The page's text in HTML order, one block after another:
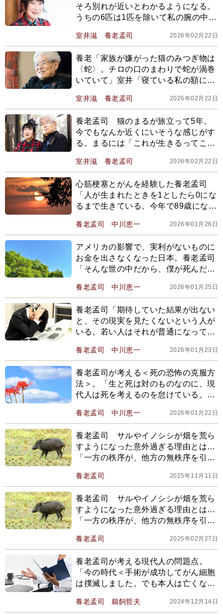
そろ別れが近いとわかるようになる。
うちの6匹は1匹を除いて私の腕の中で
室井滋 養老孟司 2026年02月22日
養老「家族が嫌がった猫のみつぎ物は
〈蛇〉。チロの口のまわりで蛇が渦巻
いていて」室井「寝ている私の額にミ
て」
室井滋 養老孟司 2026年02月22日
養老孟司 猫のまるが旅立って5年。
今でもなんか近くにいそうな感じがす
る。まるには「これが生きるってこと
室井滋 養老孟司 2026年02月22日
心筋梗塞とがんを経験した養老孟司
「人が生まれたときを1としたら0にな
るまで生きている。今年で89歳になる
に言うと0.9死んでいる」
養老孟司 中川恵一 2026年01月26日
アメリカの影響で、実利がないものに
お金を出さなくなった日本。養老孟司
「そんな世の中だから、僕が死んだ後
ばよいのか…」
養老孟司 中川恵一 2026年01月25日
養老孟司「期待していた結果が出ない
と、その現実を見たくないという人が
いる。若い人はそれが普通になってい
社会＞の問題点とは？
養老孟司 中川恵一 2026年01月23日
養老孟司が考える＜死の恐怖の克服方
法＞。「生と死は対のものなのに、現
代人は死を考えるのを怠けている。だ
養老孟司 中川恵一 2026年01月22日
養老孟司 サルやイノシシが畑を荒ら
すようになった意外過ぎる理由とは…
「一方の秩序が、他方の無秩序を引き
クション】
養老孟司 2025年11月11日
養老孟司 サルやイノシシが畑を荒ら
すようになった意外過ぎる理由とは…
「一方の秩序が、他方の無秩序を引き
スト】
養老孟司 2025年02月27日
養老孟司が考える現代人の問題点。
「今の時代＜手術が成功してがん細胞
は撲滅しました。でも本人は亡くなり
養老孟司 鵜飼哲夫 2024年12月14日